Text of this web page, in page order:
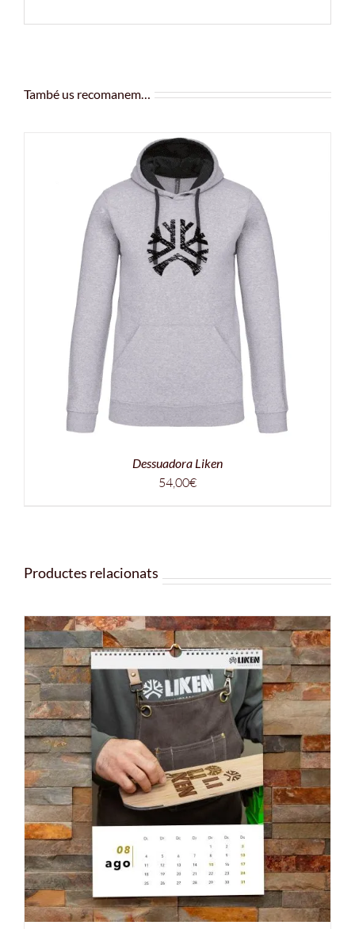
També us recomanem…
Dessuadora Liken
54,00€
Productes relacionats